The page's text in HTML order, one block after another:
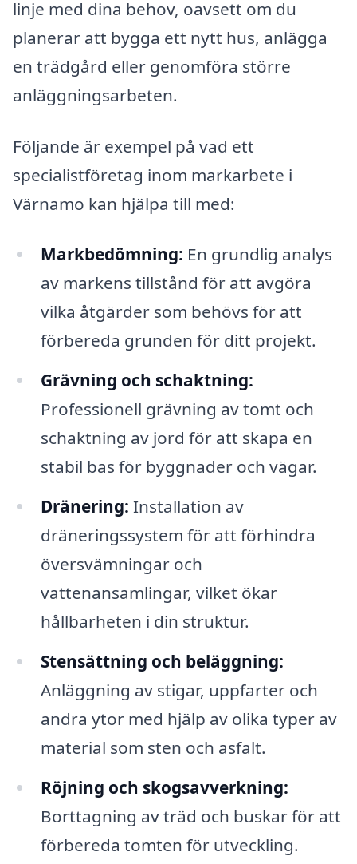
linje med dina behov, oavsett om du
planerar att bygga ett nytt hus, anlägga
en trädgård eller genomföra större
anläggningsarbeten.
Följande är exempel på vad ett
specialistföretag inom markarbete i
Värnamo kan hjälpa till med:
Markbedömning: En grundlig analys
av markens tillstånd för att avgöra
vilka åtgärder som behövs för att
förbereda grunden för ditt projekt.
Grävning och schaktning:
Professionell grävning av tomt och
schaktning av jord för att skapa en
stabil bas för byggnader och vägar.
Dränering: Installation av
dräneringssystem för att förhindra
översvämningar och
vattenansamlingar, vilket ökar
hållbarheten i din struktur.
Stensättning och beläggning:
Anläggning av stigar, uppfarter och
andra ytor med hjälp av olika typer av
material som sten och asfalt.
Röjning och skogsavverkning:
Borttagning av träd och buskar för att
förbereda tomten för utveckling.